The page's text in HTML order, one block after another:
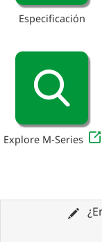
Especificación
Explore M-Series